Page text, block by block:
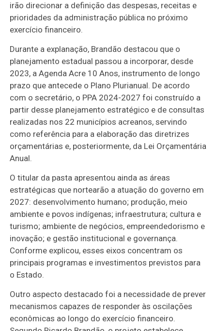
irão direcionar a definição das despesas, receitas e
prioridades da administração pública no próximo
exercício financeiro.
Durante a explanação, Brandão destacou que o
planejamento estadual passou a incorporar, desde
2023, a Agenda Acre 10 Anos, instrumento de longo
prazo que antecede o Plano Plurianual. De acordo
com o secretário, o PPA 2024-2027 foi construído a
partir desse planejamento estratégico e de consultas
realizadas nos 22 municípios acreanos, servindo
como referência para a elaboração das diretrizes
orçamentárias e, posteriormente, da Lei Orçamentária
Anual.
O titular da pasta apresentou ainda as áreas
estratégicas que nortearão a atuação do governo em
2027: desenvolvimento humano; produção, meio
ambiente e povos indígenas; infraestrutura; cultura e
turismo; ambiente de negócios, empreendedorismo e
inovação; e gestão institucional e governança.
Conforme explicou, esses eixos concentram os
principais programas e investimentos previstos para
o Estado.
Outro aspecto destacado foi a necessidade de prever
mecanismos capazes de responder às oscilações
econômicas ao longo do exercício financeiro.